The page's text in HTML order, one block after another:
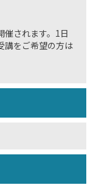
されます。1日
講をご希望の方は